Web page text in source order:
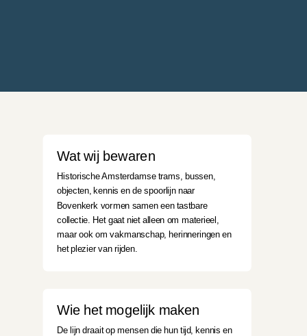
Wat wij bewaren
Historische Amsterdamse trams, bussen,
objecten, kennis en de spoorlijn naar
Bovenkerk vormen samen een tastbare
collectie. Het gaat niet alleen om materieel,
maar ook om vakmanschap, herinneringen en
het plezier van rijden.
Wie het mogelijk maken
De lijn draait op mensen die hun tijd, kennis en